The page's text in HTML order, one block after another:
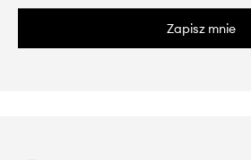
Zapisz mnie